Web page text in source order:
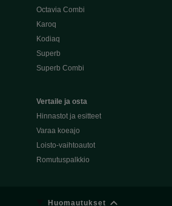
Octavia Combi
Karoq
Kodiaq
Superb
Superb Combi
Vertaile ja osta
Hinnastot ja esitteet
Varaa koeajo
Loisto-vaihtoautot
Romutuspalkkio
Huomautukset